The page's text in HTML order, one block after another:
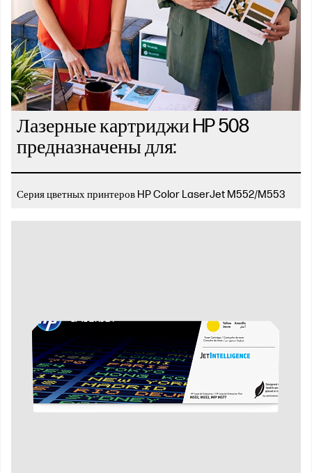
Лазерные картриджи HP 508
предназначены для:
Серия цветных принтеров HP Color LaserJet M552/M553